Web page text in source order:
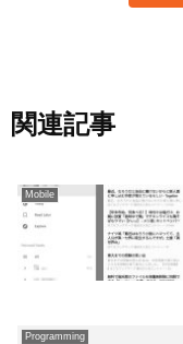
関連記事
Mobile
Programming